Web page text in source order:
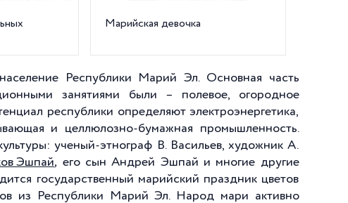
Марийская девочка
Республики Марий Эл. Основная часть
занятиями были – полевое, огородное
республики определяют электроэнергетика,
и целлюлозно-бумажная промышленность.
ученый-этнограф В. Васильев, художник А.
Эшпай, его сын Андрей Эшпай и многие другие
государственный марийский праздник цветов
из Республики Марий Эл. Народ мари активно